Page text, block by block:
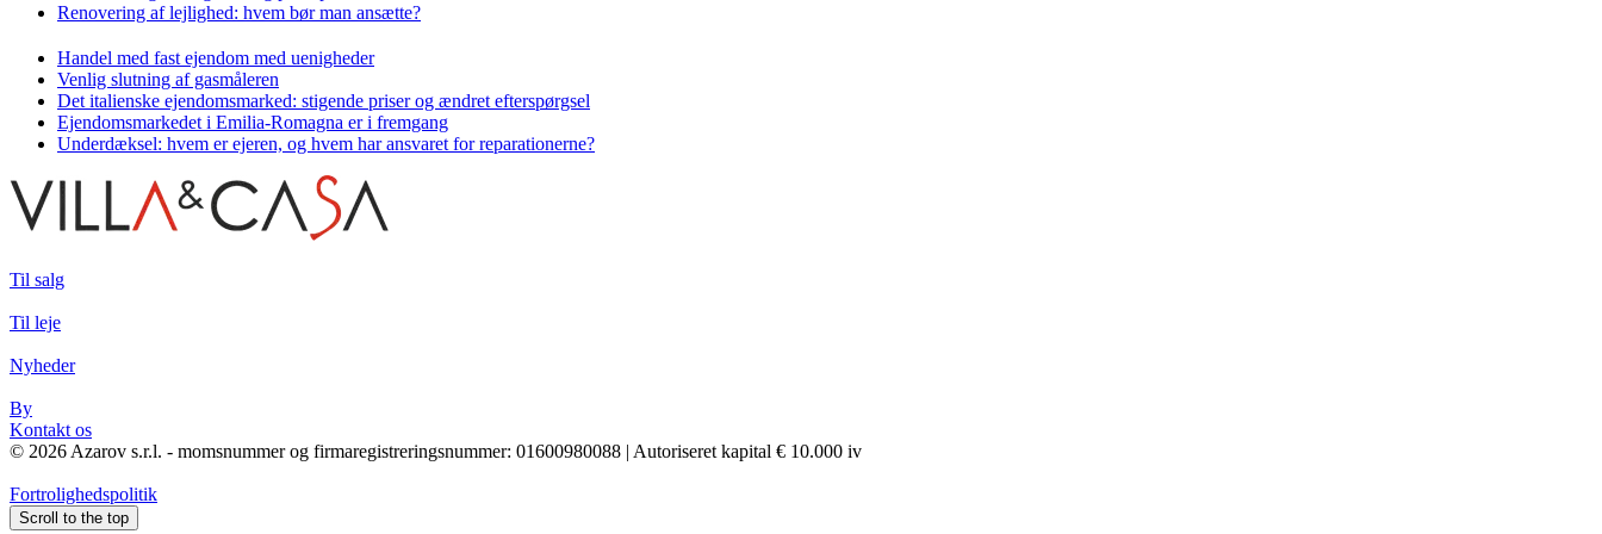
Renovering af lejlighed: hvem bør man ansætte?
Handel med fast ejendom med uenigheder
Venlig slutning af gasmåleren
Det italienske ejendomsmarked: stigende priser og ændret efterspørgsel
Ejendomsmarkedet i Emilia-Romagna er i fremgang
Underdæksel: hvem er ejeren, og hvem har ansvaret for reparationerne?
Til salg
Til leje
Nyheder
By
Kontakt os
© 2026 Azarov s.r.l. - momsnummer og firmaregistreringsnummer: 01600980088 | Autoriseret kapital € 10.000 iv
Fortrolighedspolitik
Scroll to the top